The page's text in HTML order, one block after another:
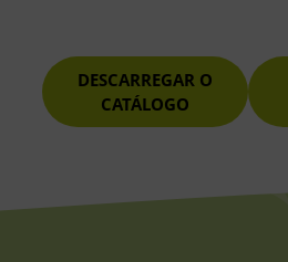
DESCARREGAR O
CATÁLOGO